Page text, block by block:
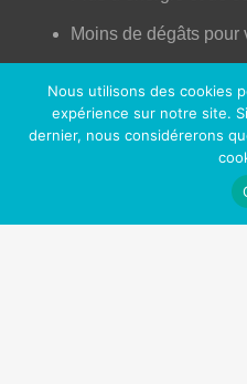
Moins de dégâts pour
Une peau plus jeune
Un meilleur contrôle
Plus d’opportunités
Nous utilisons des cookies
expérience sur notre site.
dernier, nous considérerons